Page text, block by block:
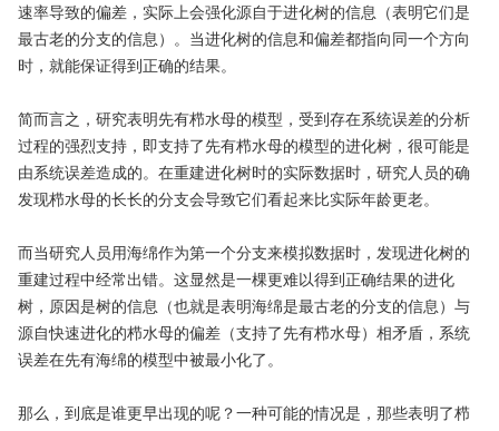
速率导致的偏差，实际上会强化源自于进化树的信息（表明它们是
最古老的分支的信息）。当进化树的信息和偏差都指向同一个方向
时，就能保证得到正确的结果。
简而言之，研究表明先有栉水母的模型，受到存在系统误差的分析
过程的强烈支持，即支持了先有栉水母的模型的进化树，很可能是
由系统误差造成的。在重建进化树时的实际数据时，研究人员的确
发现栉水母的长长的分支会导致它们看起来比实际年龄更老。
而当研究人员用海绵作为第一个分支来模拟数据时，发现进化树的
重建过程中经常出错。这显然是一棵更难以得到正确结果的进化
树，原因是树的信息（也就是表明海绵是最古老的分支的信息）与
源自快速进化的栉水母的偏差（支持了先有栉水母）相矛盾，系统
误差在先有海绵的模型中被最小化了。
那么，到底是谁更早出现的呢？一种可能的情况是，那些表明了栉